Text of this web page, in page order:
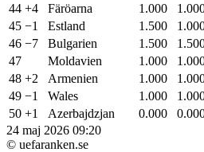
44 +4 Färöarna 1.000
45 −1 Estland 1.500
46 −7 Bulgarien 1.500
47
Moldavien 1.000
48 +2 Armenien 1.000
49 −1 Wales 1.000
50 +1 Azerbajdzjan 0.000
24 maj 2026 09:20
© uefaranken.se